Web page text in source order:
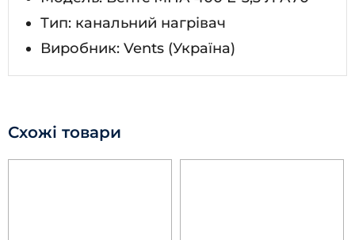
Тип: канальний нагрівач
Виробник: Vents (Україна)
Схожі товари